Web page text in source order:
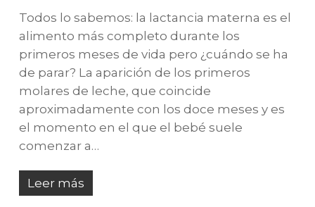
Todos lo sabemos: la lactancia materna es el
alimento más completo durante los
primeros meses de vida pero ¿cuándo se ha
de parar? La aparición de los primeros
molares de leche, que coincide
aproximadamente con los doce meses y es
el momento en el que el bebé suele
comenzar a…
Leer más